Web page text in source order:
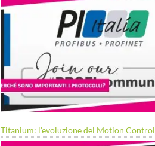
Titanium: l’evoluzione del Motion Control